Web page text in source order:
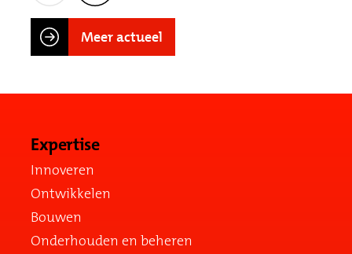
Meer actueel
Expertise
Innoveren
Ontwikkelen
Bouwen
Onderhouden en beheren